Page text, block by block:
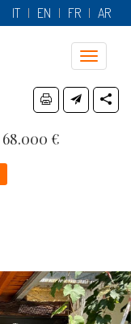
IT EN FR AR
Toggle
€